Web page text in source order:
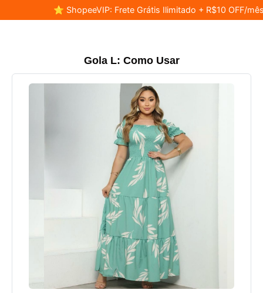
⭐ ShopeeVIP: Frete Grátis Ilimitado + R$10 OFF/
Gola L: Como Usar